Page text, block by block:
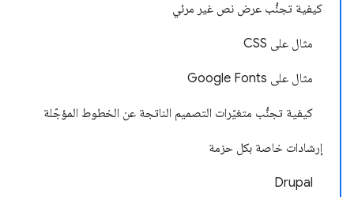
كيفية تجنُّب عرض نص غير مرئي
مثال على CSS
مثال على Google Fonts
كيفية تجنُّب متغيّرات التصميم الناتجة عن الخطوط المؤجّلة
إرشادات خاصة بكل حزمة
Drupal